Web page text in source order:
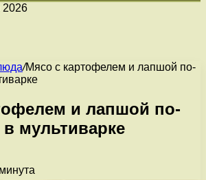
2026
/Мясо с картофелем и лапшой по-
и лапшой по-
мультиварке